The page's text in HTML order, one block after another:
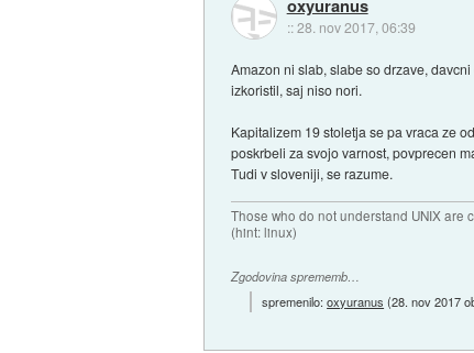
oxyuranus
::28. nov 2017, 06:39
Amazon ni slab, slabe so drzave,
izkoristil, saj niso nori.
Kapitalizem 19 stoletja se pa vraca ze
poskrbeli za svojo varnost, povprecen
Tudi v sloveniji, se razume.
Those who do not understand UNIX are
(hint: linux)
Zgodovina sprememb…
spremenilo:oxyuranus (28. nov 2017